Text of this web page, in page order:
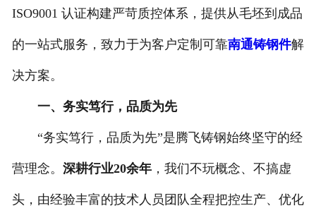
联系我们
ISO9001 认证构建严苛质控体系，提供从毛坯到成品
的一站式服务，致力于为客户定制可靠南通铸钢件解
决方案。
一、务实笃行，品质为先
“务实笃行，品质为先”是腾飞铸钢始终坚守的经
营理念。 深耕行业20余年，我们不玩概念、不搞虚
头，由经验丰富的技术人员团队全程把控生产、优化